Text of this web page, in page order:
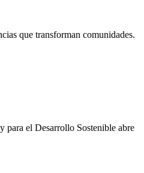
que transforman comunidades.
para el Desarrollo Sostenible abre